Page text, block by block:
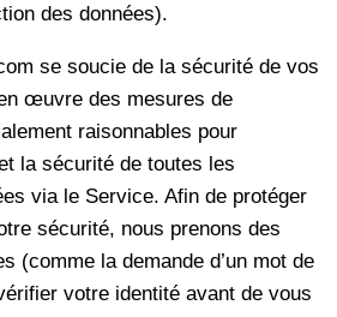
des données).
se soucie de la sécurité de vos
œuvre des mesures de
raisonnables pour
la sécurité de toutes les
via le Service. Afin de protéger
sécurité, nous prenons des
(comme la demande d’un mot de
votre identité avant de vous